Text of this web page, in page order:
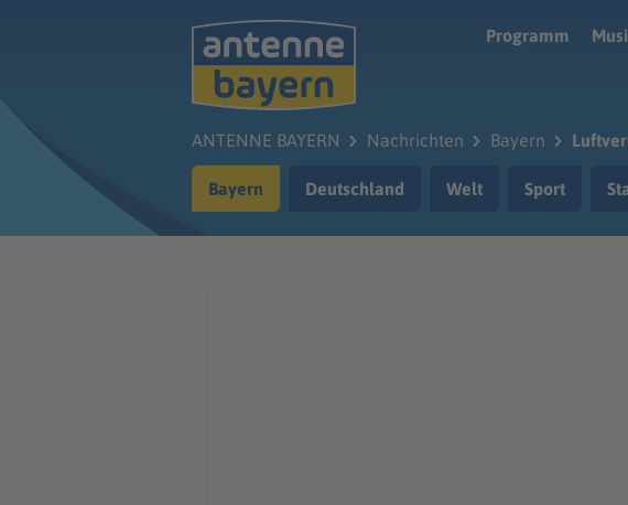
Programm
ANTENNE BAYERN Nachrichten Bayern
Bayern Deutschland Welt Sport